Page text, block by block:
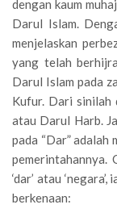
dengan kaum
Darul Islam.
menjelaskan
yang telah
Darul Islam pada
Kufur. Dari sinilah
atau Darul Harb.
pada “Dar” adalah
pemerintahannya.
‘dar’ atau
berkenaan: